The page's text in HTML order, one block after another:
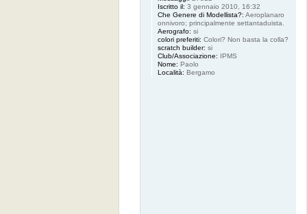
Iscritto il: 3 gennaio 2010, 16:32
Che Genere di Modellista?: Aeroplanaro
onnivoro; principalmente settantaduista.
Aerografo: si
colori preferiti: Colori? Non basta la colla?
scratch builder: si
Club/Associazione: IPMS
Nome: Paolo
Località: Bergamo